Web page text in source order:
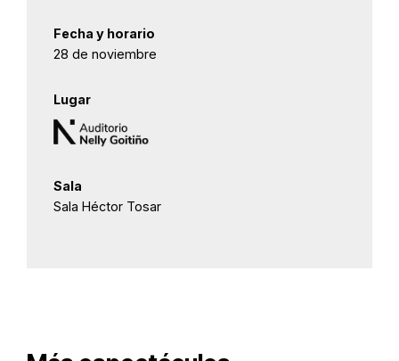
Fecha y horario
28 de noviembre
Lugar
Sala
Sala Héctor Tosar